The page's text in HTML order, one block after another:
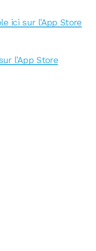
ici sur l’App Store
l’App Store